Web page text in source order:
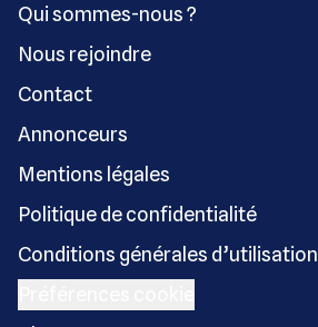
Qui sommes-nous ?
Nous rejoindre
Contact
Annonceurs
Mentions légales
Politique de confidentialité
Conditions générales d’utilisation